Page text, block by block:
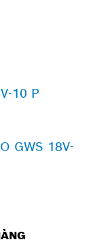
10 P
GWS 18V-